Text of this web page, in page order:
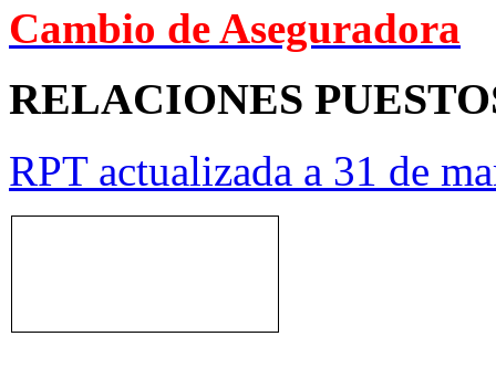
Cambio de Aseguradora
RELACIONES
RPT actualizada a 31 de